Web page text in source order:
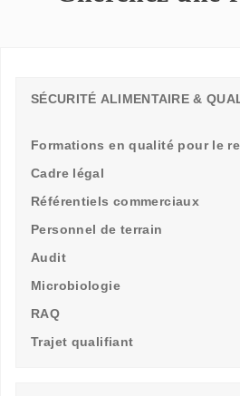
SÉCURITÉ ALIMENTAIRE &
Formations en qualité pour le
Cadre légal
Référentiels commerciaux
Personnel de terrain
Audit
Microbiologie
RAQ
Trajet qualifiant